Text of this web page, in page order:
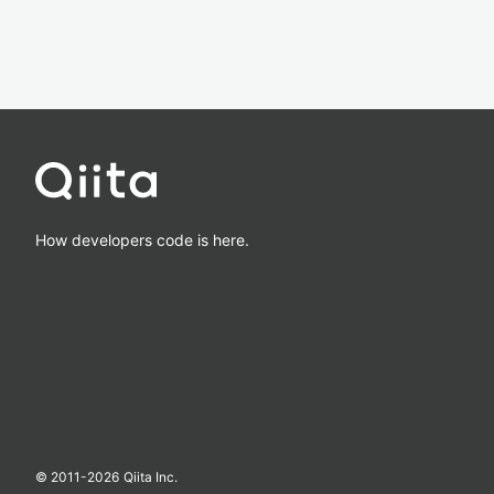
How developers code is here.
© 2011-2026 Qiita Inc.